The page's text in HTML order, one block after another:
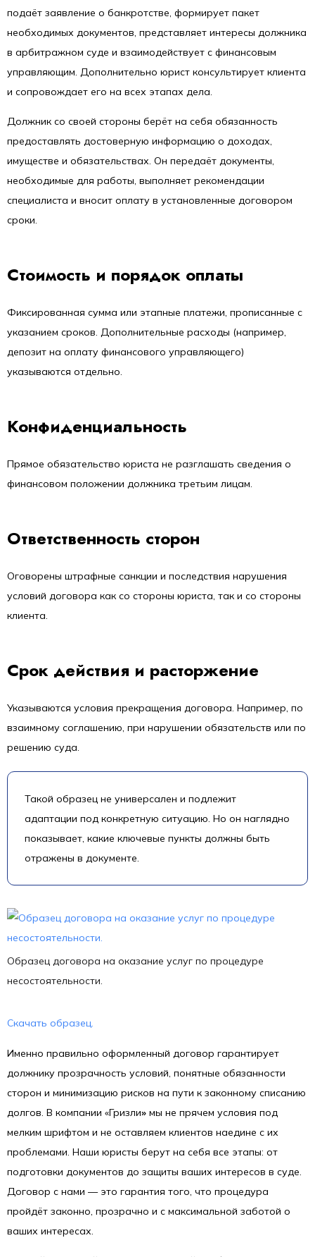
подаёт заявление о банкротстве, формирует пакет
необходимых документов, представляет интересы должника
в арбитражном суде и взаимодействует с финансовым
управляющим. Дополнительно юрист консультирует клиента
и сопровождает его на всех этапах дела.
Должник со своей стороны берёт на себя обязанность
предоставлять достоверную информацию о доходах,
имуществе и обязательствах. Он передаёт документы,
необходимые для работы, выполняет рекомендации
специалиста и вносит оплату в установленные договором
сроки.
Стоимость и порядок оплаты
Фиксированная сумма или этапные платежи, прописанные с
указанием сроков. Дополнительные расходы (например,
депозит на оплату финансового управляющего)
указываются отдельно.
Конфиденциальность
Прямое обязательство юриста не разглашать сведения о
финансовом положении должника третьим лицам.
Ответственность сторон
Оговорены штрафные санкции и последствия нарушения
условий договора как со стороны юриста, так и со стороны
клиента.
Срок действия и расторжение
Указываются условия прекращения договора. Например, по
взаимному соглашению, при нарушении обязательств или по
решению суда.
Такой образец не универсален и подлежит
адаптации под конкретную ситуацию. Но он наглядно
показывает, какие ключевые пункты должны быть
отражены в документе.
Образец договора на оказание услуг по процедуре
несостоятельности.
Скачать образец.
Именно правильно оформленный договор гарантирует
должнику прозрачность условий, понятные обязанности
сторон и минимизацию рисков на пути к законному списанию
долгов. В компании «Гризли» мы не прячем условия под
мелким шрифтом и не оставляем клиентов наедине с их
проблемами. Наши юристы берут на себя все этапы: от
подготовки документов до защиты ваших интересов в суде.
Договор с нами — это гарантия того, что процедура
пройдёт законно, прозрачно и с максимальной заботой о
ваших интересах.